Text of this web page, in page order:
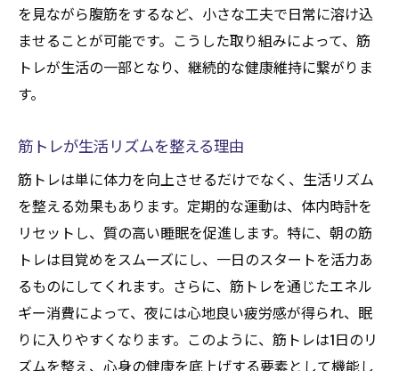
を見ながら腹筋をするなど、小さな工夫で日常に溶け込
ませることが可能です。こうした取り組みによって、筋
トレが生活の一部となり、継続的な健康維持に繋がりま
す。
筋トレが生活リズムを整える理由
筋トレは単に体力を向上させるだけでなく、生活リズム
を整える効果もあります。定期的な運動は、体内時計を
リセットし、質の高い睡眠を促進します。特に、朝の筋
トレは目覚めをスムーズにし、一日のスタートを活力あ
るものにしてくれます。さらに、筋トレを通じたエネル
ギー消費によって、夜には心地良い疲労感が得られ、眠
りに入りやすくなります。このように、筋トレは1日のリ
ズムを整え、心身の健康を底上げする要素として機能し